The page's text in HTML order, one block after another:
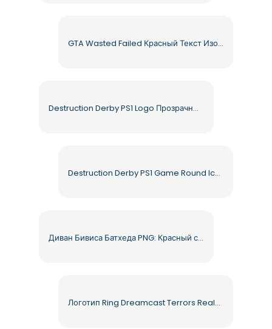
GTA Wasted Failed Красный Текст Изображение Скачать Бесплатно PNG
Destruction Derby PS1 Logo Прозрачный Бесплатный PNG
Destruction Derby PS1 Game Round Icon Бесплатный PNG
Диван Бивиса Батхеда PNG: Красный старый изношенный диван для бесплатной загрузки
Логотип Ring Dreamcast Terrors Realm Square Rounded – Бесплатная загрузка PNG